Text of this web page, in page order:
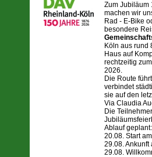
Zum Jubiläum
machen wir
Rad - E-Bike
besondere
Köln aus rund
Haus auf
rechtzeitig
2026.
Die Route
verbindet
sie auf den
Via Claudia
Die
Ablauf geplant:
20.08. Start
29.08. Ankunft
29.08.